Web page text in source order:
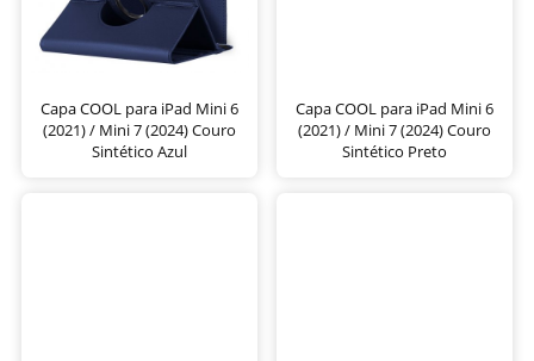
Capa COOL para iPad Mini 6
(2021) / Mini 7 (2024) Couro
Sintético Azul
Capa COOL para iPad Mini 6
(2021) / Mini 7 (2024) Couro
Sintético Preto